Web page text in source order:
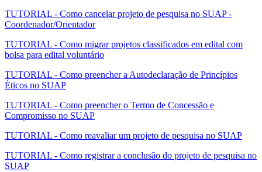
TUTORIAL - Como cancelar projeto de pesquisa no SUAP -
Coordenador/Orientador
TUTORIAL - Como migrar projetos classificados em edital com
bolsa para edital voluntário
TUTORIAL - Como preencher a Autodeclaração de Princípios
Éticos no SUAP
TUTORIAL - Como preencher o Termo de Concessão e
Compromisso no SUAP
TUTORIAL - Como reavaliar um projeto de pesquisa no SUAP
TUTORIAL - Como registrar a conclusão do projeto de pesquisa no
SUAP